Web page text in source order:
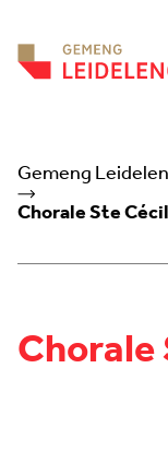
Gemeng
Chorale Ste